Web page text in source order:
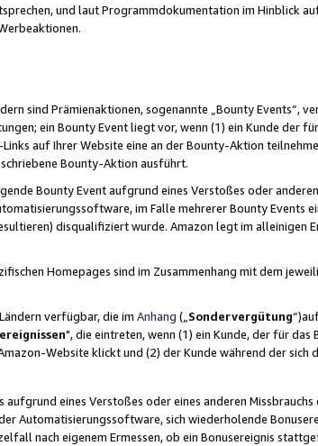
und laut Programmdokumentation im Hinblick
sind Prämienaktionen, sogenannte „Bounty Events“,
ein Bounty Event liegt vor, wenn (1) ein Kunde der
auf Ihrer Website eine an der Bounty-Aktion
Bounty-Aktion ausführt.
Bounty Event aufgrund eines Verstoßes oder
im Falle mehrerer Bounty Events
disqualifiziert wurde. Amazon legt im alleinigen
Homepages sind im Zusammenhang mit dem
verfügbar, die im Anhang („ Sondervergütung
", die eintreten, wenn (1) ein Kunde, der für
Website klickt und (2) der Kunde während der sich
eines Verstoßes oder eines anderen
Automatisierungssoftware, sich wiederholende
nach eigenem Ermessen, ob ein Bonusereignis